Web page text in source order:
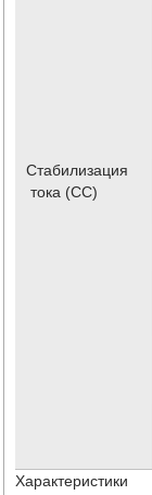
Стабилизация
тока (CC)
Характеристики